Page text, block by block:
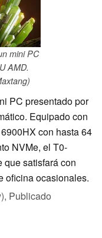
mini PC
AMD.
PC presentado por
Equipado con
con hasta 64
NVMe, el T0-
que satisfará con
oficina ocasionales.
Publicado